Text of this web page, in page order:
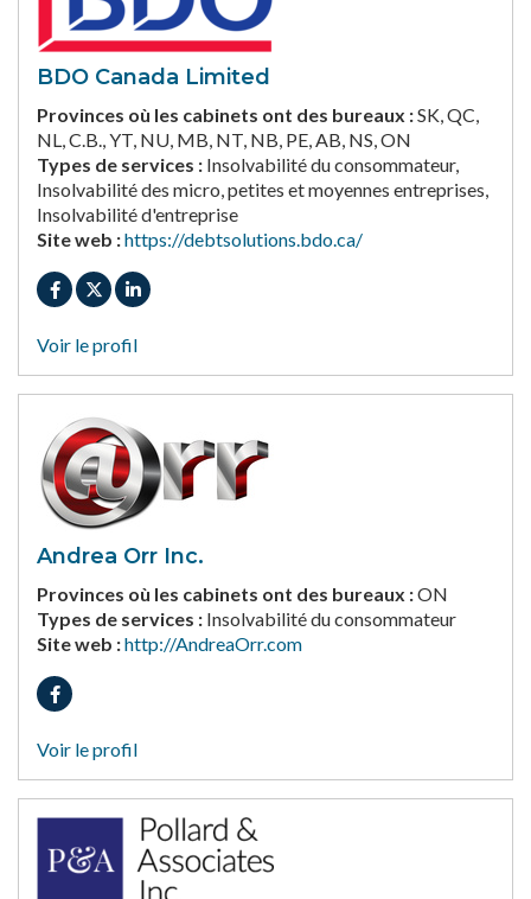
BDO Canada Limited
Provinces où les cabinets ont des bureaux :SK, QC,
NL, C.B., YT, NU, MB, NT, NB, PE, AB, NS, ON
Types de services : Insolvabilité du consommateur,
Insolvabilité des micro, petites et moyennes entreprises,
Insolvabilité d'entreprise
Site web :https://debtsolutions.bdo.ca/
Voir le profil
Andrea Orr Inc.
Provinces où les cabinets ont des bureaux :ON
Types de services : Insolvabilité du consommateur
Site web :http://AndreaOrr.com
Voir le profil